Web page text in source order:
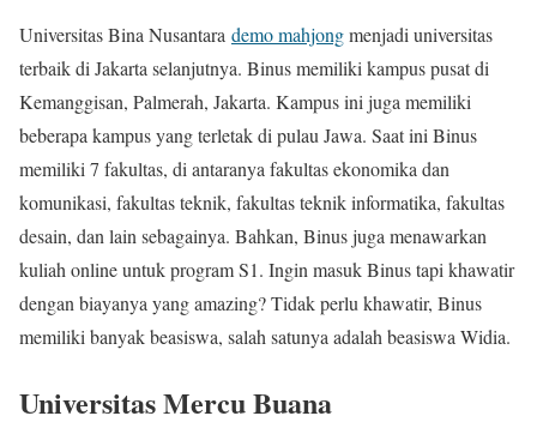
Universitas Bina Nusantara demo mahjongmenjadi universitas
terbaik di Jakarta selanjutnya. Binus memiliki kampus pusat di
Kemanggisan, Palmerah, Jakarta. Kampus ini juga memiliki
beberapa kampus yang terletak di pulau Jawa. Saat ini Binus
memiliki 7 fakultas, di antaranya fakultas ekonomika dan
komunikasi, fakultas teknik, fakultas teknik informatika, fakultas
desain, dan lain sebagainya. Bahkan, Binus juga menawarkan
kuliah online untuk program S1. Ingin masuk Binus tapi khawatir
dengan biayanya yang amazing? Tidak perlu khawatir, Binus
memiliki banyak beasiswa, salah satunya adalah beasiswa Widia.
Universitas Mercu Buana